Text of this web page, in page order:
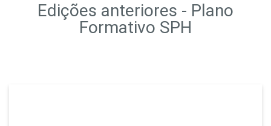
Edições anteriores - Plano
Formativo SPH